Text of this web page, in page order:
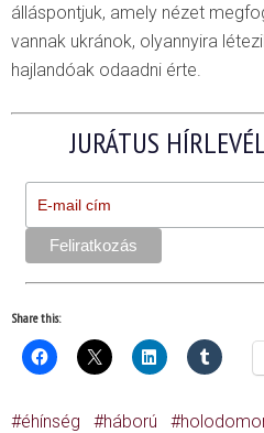
álláspontjuk, amely nézet
vannak ukránok, olyannyira
hajlandóak odaadni érte.
JURÁTUS
Share this:
éhínség háború